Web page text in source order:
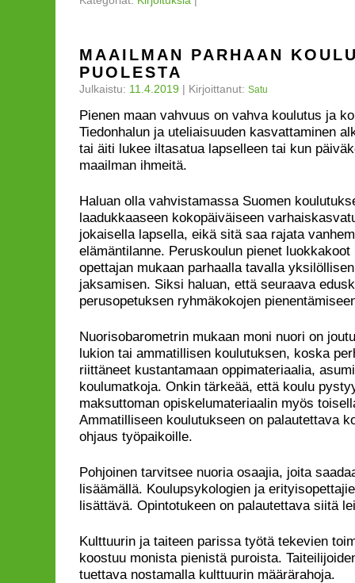
MAAILMAN PARHAAN
PUOLESTA
Julkaistu: 11.4.2019 | Kirjoittanut: Satu
Pienen maan vahvuus on vahva koulutus ja
Tiedonhalun ja uteliaisuuden kasvattaminen
tai äiti lukee iltasatua lapselleen tai kun
maailman ihmeitä.
Haluan olla vahvistamassa Suomen
laadukkaaseen kokopäiväiseen
jokaisella lapsella, eikä sitä saa rajata
elämäntilanne. Peruskoulun pienet
opettajan mukaan parhaalla tavalla
jaksamisen. Siksi haluan, että seuraava
perusopetuksen ryhmäkokojen
Nuorisobarometrin mukaan moni nuori on
lukion tai ammatillisen koulutuksen, koska
riittäneet kustantamaan oppimateriaalia,
koulumatkoja. Onkin tärkeää, että koulu
maksuttoman opiskelumateriaalin myös
Ammatilliseen koulutukseen on palautettava
ohjaus työpaikoille.
Pohjoinen tarvitsee nuoria osaajia, joita
lisäämällä. Koulupsykologien ja
lisättävä. Opintotukeen on palautettava siitä
Kulttuurin ja taiteen parissa työtä tekevien
koostuu monista pienistä puroista.
tuettava nostamalla kulttuurin määrärahoja.